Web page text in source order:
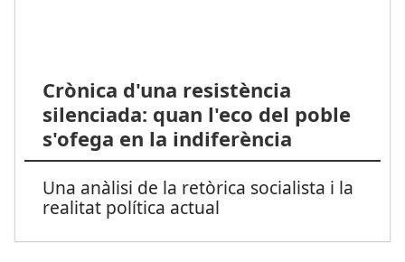
Crònica d'una resistència
silenciada: quan l'eco del poble
s'ofega en la indiferència
Una anàlisi de la retòrica socialista i la
realitat política actual